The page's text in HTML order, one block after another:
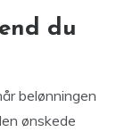
du
belønningen
ønskede